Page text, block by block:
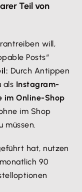
Teil von
will,
Posts“
Durch Antippen
als Instagram-
im Online-Shop
im Shop
müssen.
hat, nutzen
90